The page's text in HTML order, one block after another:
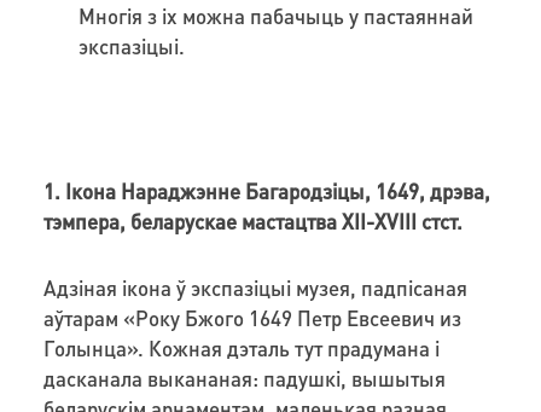
Многія з іх можна пабачыць у пастаяннай
экспазіцыі.
1. Ікона Нараджэнне Багародзіцы, 1649, дрэва,
тэмпера, беларускае мастацтва XII-XVIII стст.
Адзіная ікона ў экспазіцыі музея, падпісаная
аўтарам «Року Бжого 1649 Петр Евсеевич из
Голынца». Кожная дэталь тут прадумана і
дасканала выкананая: падушкі, вышытыя